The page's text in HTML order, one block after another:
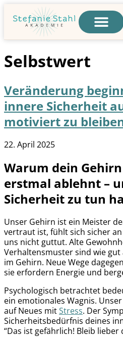
Selbstwert
Veränderung
innere Sicherheit
motiviert zu
22. April 2025
Warum dein
erstmal ablehnt –
Sicherheit zu tun
Unser Gehirn ist ein Meister
vertraut ist, fühlt sich sicher
uns nicht guttut. Alte
Verhaltensmuster sind wie
im Gehirn. Neue Wege
sie erfordern Energie und
Psychologisch betrachtet
ein emotionales Wagnis.
auf Neues mitStress. Der
Sicherheitsbedürfnis deines
“Das ist gefährlich! Bleib lieber